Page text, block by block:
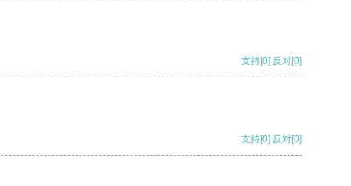
支持[0] 反对[0]
支持[0] 反对[0]